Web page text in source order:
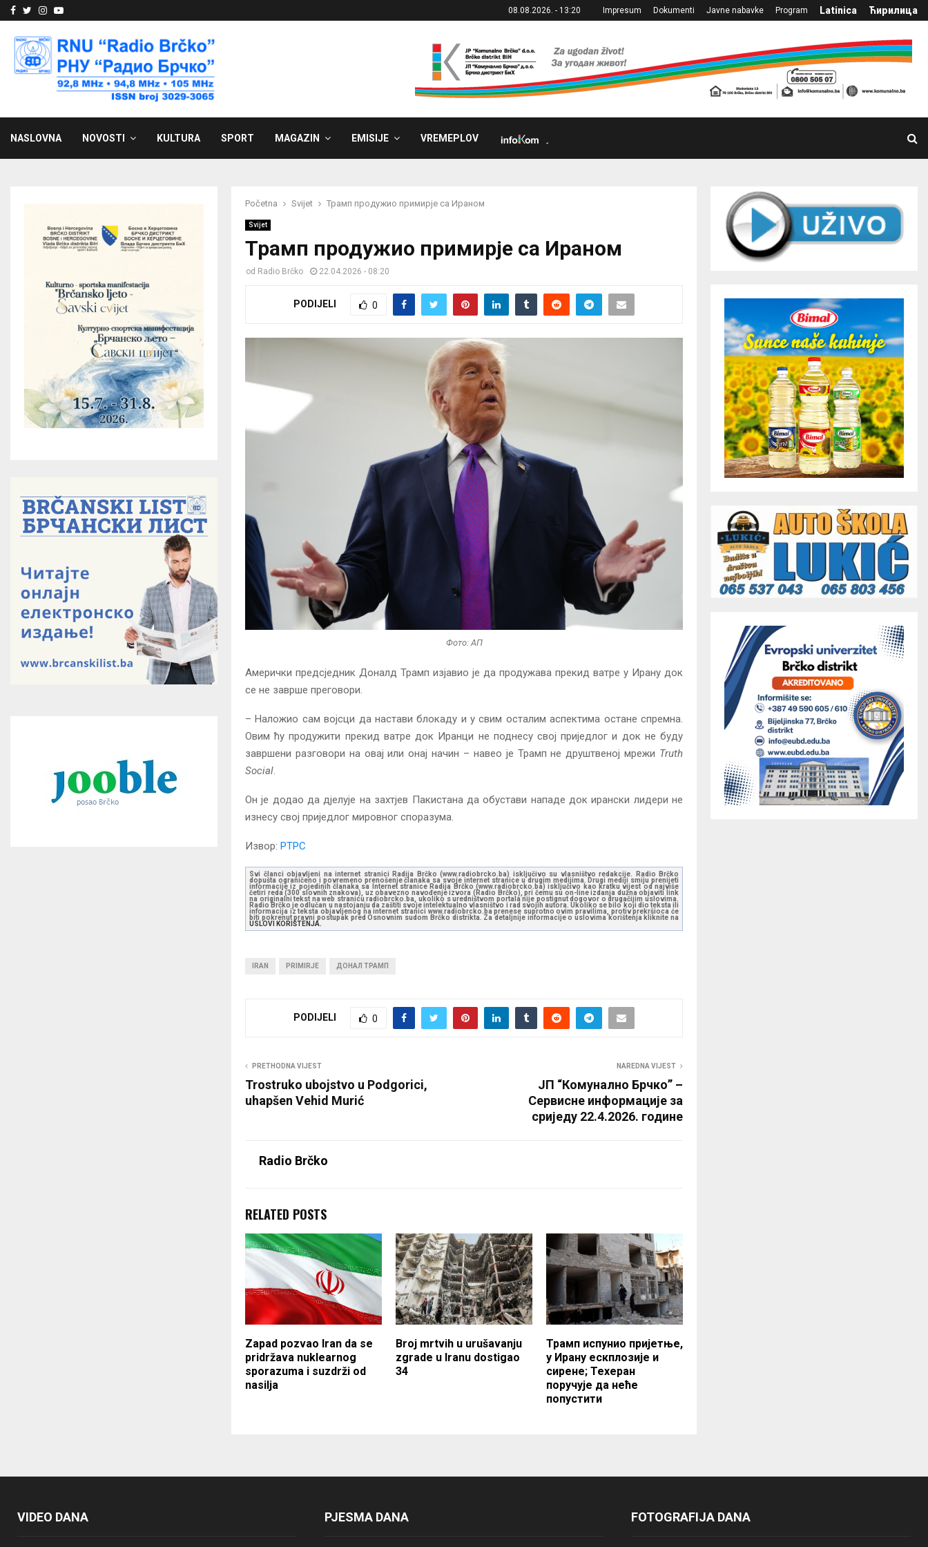
Facebook
Twitter
Instagram
Youtube 08.08.2026. - 13:20 Impresum Dokumenti Javne nabavke Program Latinica Ћирилица
NASLOVNA NOVOSTI KULTURA SPORT MAGAZIN EMISIJE VREMEPLOV
Početna Svijet Трамп продужио примирје са Ираном
Svijet
Трамп продужио примирје са Ираном
od Radio Brčko 22.04.2026 - 08:20
PODIJELI 0
Фото: АП
Амерички предсједник Доналд Трамп изјавио је да продужава прекид ватре у Ирану док
се не заврше преговори.
– Наложио сам војсци да настави блокаду и у свим осталим аспектима остане спремна.
Овим ћу продужити прекид ватре док Иранци не поднесу свој приједлог и док не буду
завршени разговори на овај или онај начин – навео је Трамп не друштвеној мрежи Truth
Social.
Он је додао да дјелује на захтјев Пакистана да обустави нападе док ирански лидери не
изнесу свој приједлог мировног споразума.
Извор: РТРС
Svi članci objavljeni na internet stranici Radija Brčko (www.radiobrcko.ba) isključivo su vlasništvo redakcije. Radio Brčko
dopušta ograničeno i povremeno prenošenje članaka sa svoje internet stranice u drugim medijima. Drugi mediji smiju prenijeti
informacije iz pojedinih članaka sa Internet stranice Radija Brčko (www.radiobrcko.ba) isključivo kao kratku vijest od najviše
četiri reda (300 slovnih znakova), uz obavezno navođenje izvora (Radio Brčko), pri čemu su on-line izdanja dužna objaviti link
na originalni tekst na web stranicu radiobrcko.ba, ukoliko s uredništvom portala nije postignut dogovor o drugačijim uslovima.
Radio Brčko je odlučan u nastojanju da zaštiti svoje intelektualno vlasništvo i rad svojih autora. Ukoliko se bilo koji dio teksta ili
informacija iz teksta objavljenog na internet stranici www.radiobrcko.ba prenese suprotno ovim pravilima, protiv prekršioca će
biti pokrenut pravni postupak pred Osnovnim sudom Brčko distrikta. Za detaljnije informacije o uslovima korištenja kliknite na
USLOVI KORIŠTENJA.
IRAN PRIMIRJE ДОНАЛ ТРАМП
PODIJELI 0
PRETHODNA VIJEST
Trostruko ubojstvo u Podgorici,
uhapšen Vehid Murić
NAREDNA VIJEST
ЈП “Комунално Брчко” –
Сервисне информације за
сриједу 22.4.2026. године
Radio Brčko
RELATED POSTS
Zapad pozvao Iran da se
pridržava nuklearnog
sporazuma i suzdrži od
nasilja
Broj mrtvih u urušavanju
zgrade u Iranu dostigao
34
Трамп испунио пријетње,
у Ирану ескплозије и
сирене; Техеран
поручује да неће
попустити
VIDEO DANA PJESMA DANA FOTOGRAFIJA DANA